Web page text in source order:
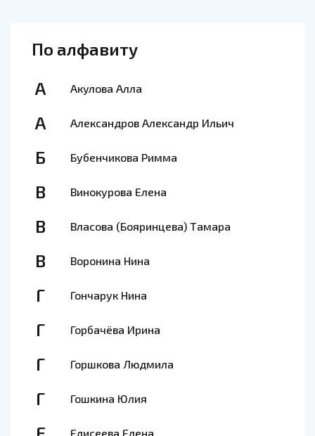
По алфавиту
А
Акулова Алла
А Александров Александр Ильич
Б Бубенчикова Римма
В Винокурова Елена
В Власова (Бояринцева) Тамара
В Воронина Нина
Г Гончарук Нина
Г Горбачёва Ирина
Г Горшкова Людмила
Г Гошкина Юлия
Елисеева Елена